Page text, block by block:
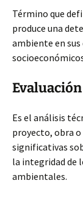
Término que
produce una
ambiente en
Es el análisis
proyecto, obra o
significativas
la integridad de
ambientales.